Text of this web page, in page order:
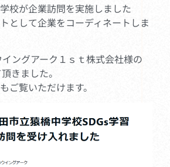
校が企業訪問を実施しました
として企業をコーディネートしま
ングアーク１ｓｔ株式会社様の
きました。
ご覧いただけます。